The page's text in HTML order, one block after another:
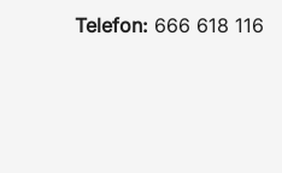
Telefon: 666 618 116